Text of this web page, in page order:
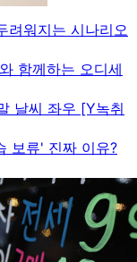
려워지는 시나리오
함께하는 오디세
날씨 좌우 [Y녹취
보류' 진짜 이유?